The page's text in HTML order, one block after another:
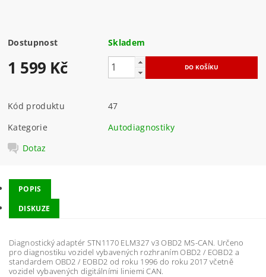
Dostupnost Skladem
1 599 Kč
Kód produktu
47
Kategorie
Autodiagnostiky
Dotaz
POPIS
DISKUZE
Diagnostický adaptér STN1170 ELM327 v3 OBD2 MS-CAN. Určeno
pro diagnostiku vozidel vybavených rozhraním OBD2 / EOBD2 a
standardem OBD2 / EOBD2 od roku 1996 do roku 2017 včetně
vozidel vybavených digitálními liniemi CAN.